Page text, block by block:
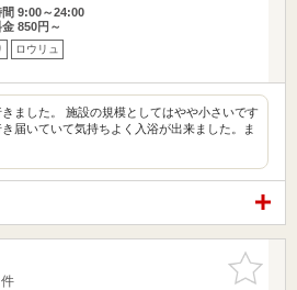
間 9:00～24:00
金 850円～
ロウリュ
ました。 施設の規模としてはやや小さいです
届いていて気持ちよく入浴が出来ました。ま
お気に入
りに追加